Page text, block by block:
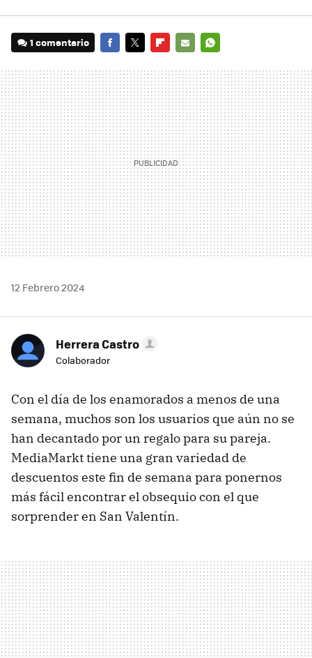
1 comentario
MAIL
12 Febrero 2024
Herrera Castro
Colaborador
Con el día de los enamorados a menos de una
semana, muchos son los usuarios que aún no se
han decantado por un regalo para su pareja.
MediaMarkt tiene una gran variedad de
descuentos este fin de semana para ponernos
más fácil encontrar el obsequio con el que
sorprender en San Valentín.